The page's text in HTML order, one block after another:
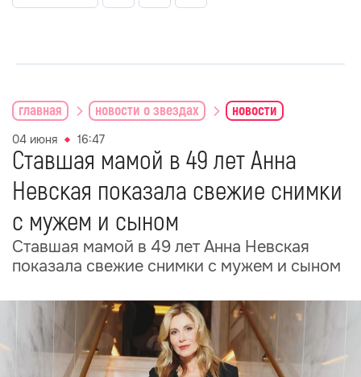
главная новости о звездах новости
04 июня 16:47
Ставшая мамой в 49 лет Анна
Невская показала свежие снимки
с мужем и сыном
Ставшая мамой в 49 лет Анна Невская
показала свежие снимки с мужем и сыном